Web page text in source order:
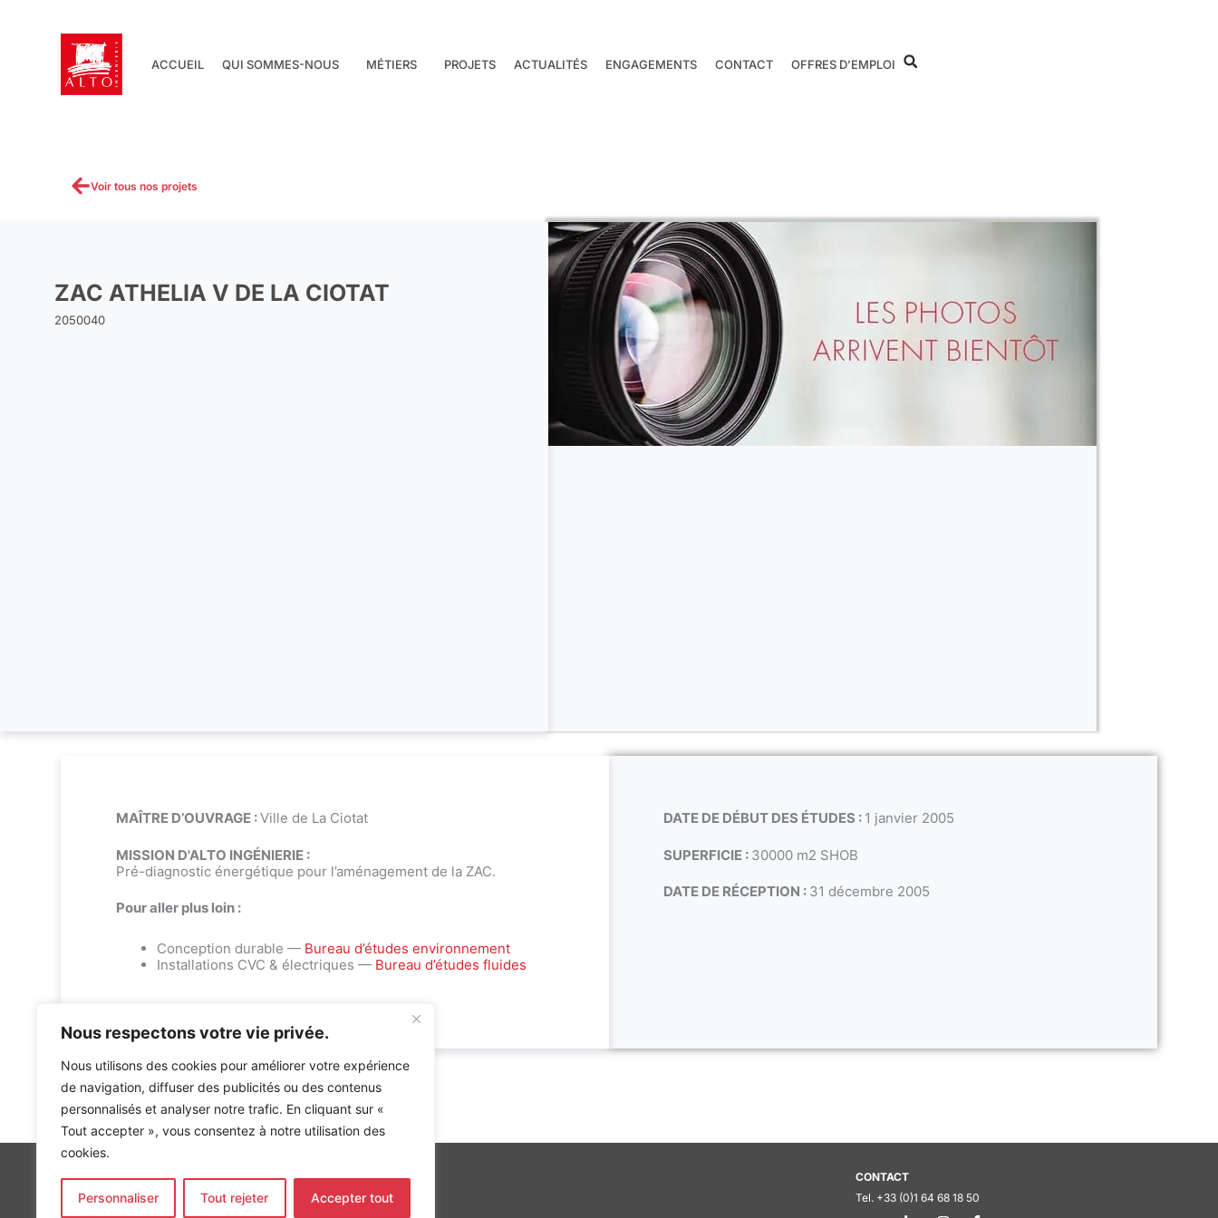
Nous respectons votre vie privée.
Nous utilisons des cookies pour améliorer votre expérience
de navigation, diffuser des publicités ou des contenus
personnalisés et analyser notre trafic. En cliquant sur «
Tout accepter », vous consentez à notre utilisation des
cookies.
Personnaliser Tout rejeter Accepter tout
ACCUEIL QUI SOMMES-NOUS MÉTIERS PROJETS ACTUALITÉS ENGAGEMENTS CONTACT OFFRES D’EMPLOI
Voir tous nos projets
ZAC ATHELIA V DE LA CIOTAT
2050040
DATE DE DÉBUT DES ÉTUDES : 1 janvier 2005
SUPERFICIE : 30000 m2 SHOB
DATE DE RÉCEPTION : 31 décembre 2005
MAÎTRE D’OUVRAGE :Ville de La Ciotat
MISSION D'ALTO INGÉNIERIE :
Pré-diagnostic énergétique pour l’aménagement de la ZAC.
Pour aller plus loin :
Conception durable — Bureau d’études environnement
Installations CVC & électriques — Bureau d’études fluides
Accueil»Références» ZAC ATHELIA V DE LA CIOTAT
CONTACT
Tel. +33 (0)1 64 68 18 50